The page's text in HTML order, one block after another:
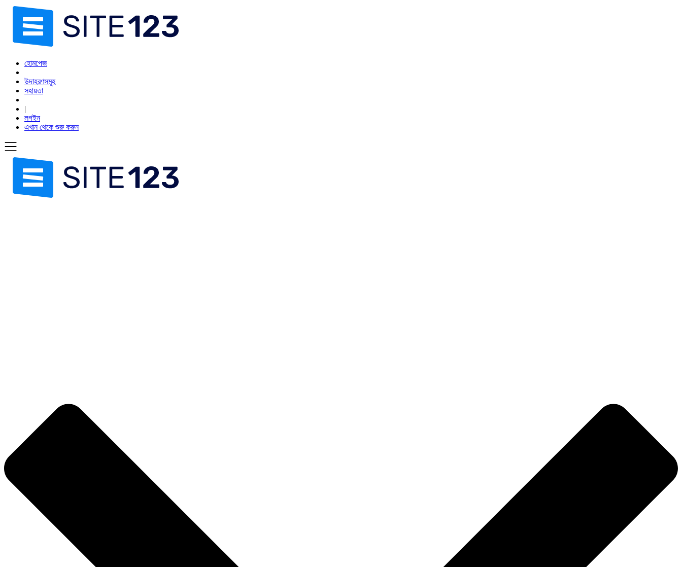
হোমপেজ
উদাহরণসমূহ
সহায়তা
|
লগইন
এখান থেকে শুরু করুন